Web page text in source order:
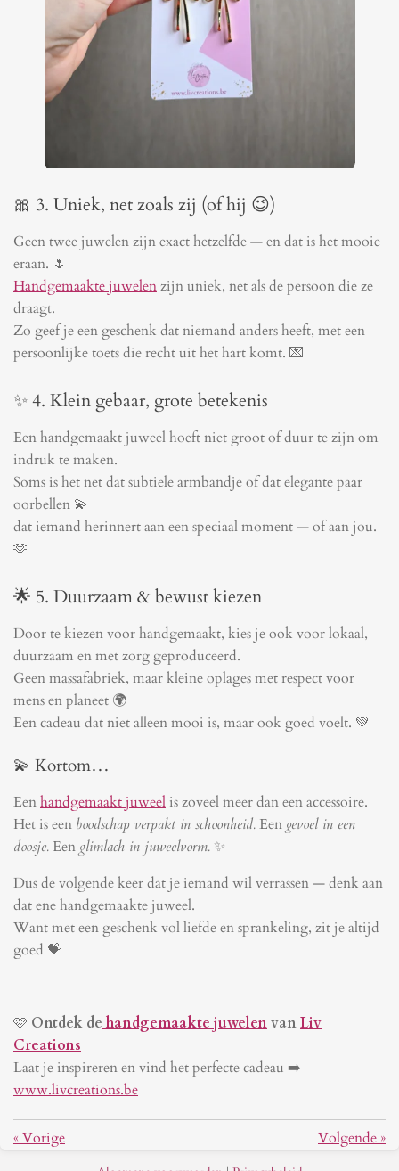
🎀 3. Uniek, net zoals zij (of hij 😉)
Geen twee juwelen zijn exact hetzelfde — en dat is het mooie
eraan. 🌷
Handgemaakte juwelenzijn uniek, net als de persoon die ze
draagt.
Zo geef je een geschenk dat niemand anders heeft, met een
persoonlijke toets die recht uit het hart komt. 💌
✨ 4. Klein gebaar, grote betekenis
Een handgemaakt juweel hoeft niet groot of duur te zijn om
indruk te maken.
Soms is het net dat subtiele armbandje of dat elegante paar
oorbellen 💫
dat iemand herinnert aan een speciaal moment — of aan jou.
🫶
🌟 5. Duurzaam & bewust kiezen
Door te kiezen voor handgemaakt, kies je ook voor lokaal,
duurzaam en met zorg geproduceerd.
Geen massafabriek, maar kleine oplages met respect voor
mens en planeet 🌍
Een cadeau dat niet alleen mooi is, maar ook goed voelt. 💚
💫 Kortom…
Eenhandgemaakt juweel is zoveel meer dan een accessoire.
Het is een boodschap verpakt in schoonheid.Een gevoel in een
doosje.Een glimlach in juweelvorm.✨
Dus de volgende keer dat je iemand wil verrassen — denk aan
dat ene handgemaakte juweel.
Want met een geschenk vol liefde en sprankeling, zit je altijd
goed 💝
🩷 Ontdek de handgemaakte juwelenvanLiv
Creations
Laat je inspireren en vind het perfecte cadeau ➡️
www.livcreations.be
« Vorige Volgende »